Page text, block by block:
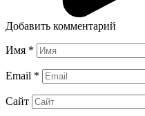
Вам также может понравиться